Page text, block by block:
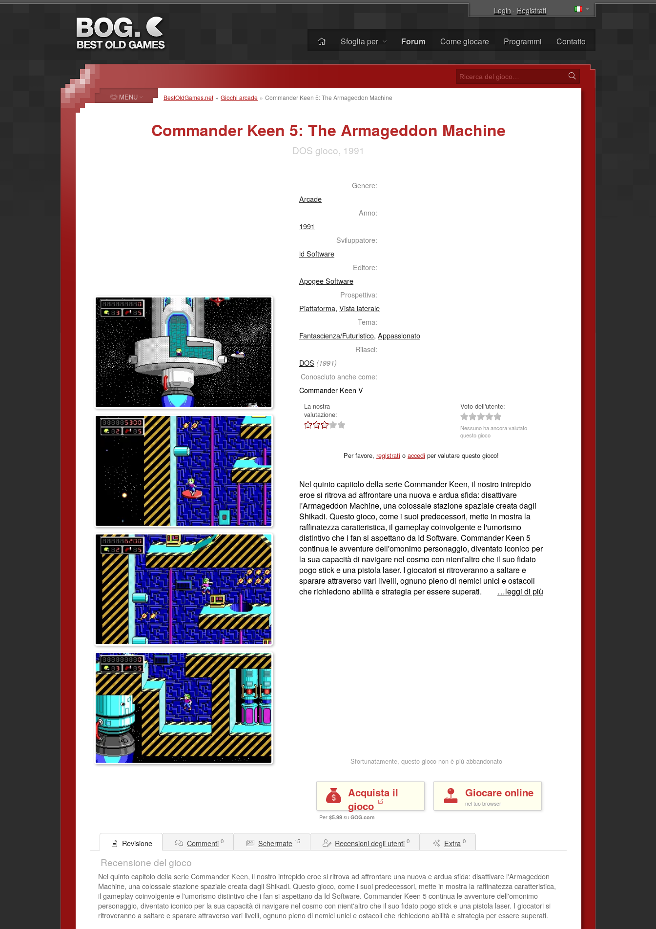
Login· Registrati
Sfoglia per Forum Come giocare Programmi Contatto
BestOldGames.net » Giochi arcade » Commander Keen 5: The Armageddon Machine
Commander Keen 5: The Armageddon Machine
DOS gioco, 1991
Genere:
Arcade
Anno:
1991
Sviluppatore:
id Software
Editore:
Apogee Software
Prospettiva:
Piattaforma, Vista laterale
Tema:
Fantascienza/Futuristico, Appassionato
Rilasci:
DOS (1991)
Conosciuto anche come:
Commander Keen V
La nostra
valutazione:
Voto dell'utente:
Nessuno ha ancora valutato
questo gioco
Per favore, registrati o accedi per valutare questo gioco!
Nel quinto capitolo della serie Commander Keen, il nostro intrepido
eroe si ritrova ad affrontare una nuova e ardua sfida: disattivare
l'Armageddon Machine, una colossale stazione spaziale creata dagli
Shikadi. Questo gioco, come i suoi predecessori, mette in mostra la
raffinatezza caratteristica, il gameplay coinvolgente e l'umorismo
distintivo che i fan si aspettano da Id Software. Commander Keen 5
continua le avventure dell'omonimo personaggio, diventato iconico per
la sua capacità di navigare nel cosmo con nient'altro che il suo fidato
pogo stick e una pistola laser. I giocatori si ritroveranno a saltare e
sparare attraverso vari livelli, ognuno pieno di nemici unici e ostacoli
che richiedono abilità e strategia per essere superati.
…leggi di più
Sfortunatamente, questo gioco non è più abbandonato
Acquista il
gioco
Per $5.99 su GOG.com
Giocare online
nel tuo browser
Revisione Commenti 0 Schermate 15 Recensioni degli utenti 0 Extra 0
Recensione del gioco
Nel quinto capitolo della serie Commander Keen, il nostro intrepido eroe si ritrova ad affrontare una nuova e ardua sfida: disattivare l'Armageddon
Machine, una colossale stazione spaziale creata dagli Shikadi. Questo gioco, come i suoi predecessori, mette in mostra la raffinatezza caratteristica,
il gameplay coinvolgente e l'umorismo distintivo che i fan si aspettano da Id Software. Commander Keen 5 continua le avventure dell'omonimo
personaggio, diventato iconico per la sua capacità di navigare nel cosmo con nient'altro che il suo fidato pogo stick e una pistola laser. I giocatori si
ritroveranno a saltare e sparare attraverso vari livelli, ognuno pieno di nemici unici e ostacoli che richiedono abilità e strategia per essere superati.
MENU